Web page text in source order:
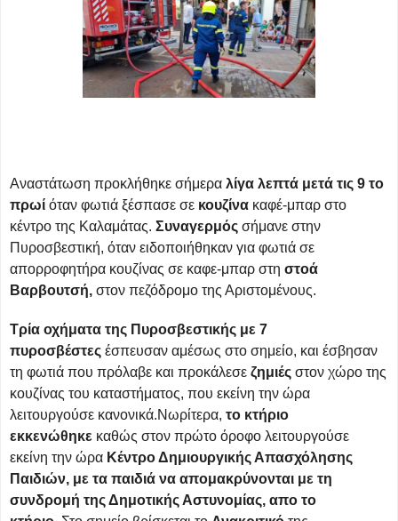
Αναστάτωση προκλήθηκε σήμερα λίγα λεπτά μετά τις 9 το
πρωί όταν φωτιά ξέσπασε σε κουζίνα καφέ-μπαρ στο
κέντρο της Καλαμάτας. Συναγερμός σήμανε στην
Πυροσβεστική, όταν ειδοποιήθηκαν για φωτιά σε
απορροφητήρα κουζίνας σε καφε-μπαρ στη στοά
Βαρβουτσή, στον πεζόδρομο της Αριστομένους.
Τρία οχήματα της Πυροσβεστικής με 7
πυροσβέστες έσπευσαν αμέσως στο σημείο, και έσβησαν
τη φωτιά που πρόλαβε και προκάλεσε ζημιές στον χώρο της
κουζίνας του καταστήματος, που εκείνη την ώρα
λειτουργούσε κανονικά.Νωρίτερα, το κτήριο
εκκενώθηκε καθώς στον πρώτο όροφο λειτουργούσε
εκείνη την ώρα Κέντρο Δημιουργικής Απασχόλησης
Παιδιών, με τα παιδιά να απομακρύνονται με τη
συνδρομή της Δημοτικής Αστυνομίας, απο το